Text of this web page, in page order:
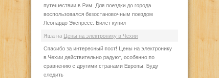
путешествии в Рим. Для поездки до города
воспользовался безостановочным поездом
Леонардо Экспресс. Билет купил
Яша на Цены на электронику в Чехии
Спасибо за интересный пост! Цены на электронику
в Чехии действительно радуют, особенно по
сравнению с другими странами Европы. Буду
следить